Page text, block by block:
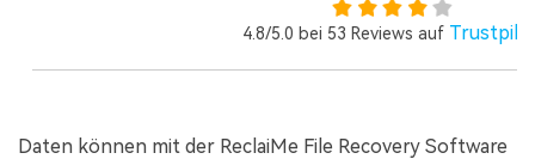
4.8/5.0 bei 53 Reviews auf
Daten können mit der ReclaiMe File Recovery Software